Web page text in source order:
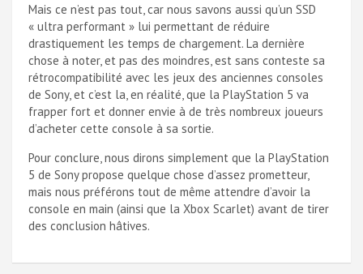
Mais ce n’est pas tout, car nous savons aussi qu’un SSD
« ultra performant » lui permettant de réduire
drastiquement les temps de chargement. La dernière
chose à noter, et pas des moindres, est sans conteste sa
rétrocompatibilité avec les jeux des anciennes consoles
de Sony, et c’est la, en réalité, que la PlayStation 5 va
frapper fort et donner envie à de très nombreux joueurs
d’acheter cette console à sa sortie.
Pour conclure, nous dirons simplement que la PlayStation
5 de Sony propose quelque chose d’assez prometteur,
mais nous préférons tout de même attendre d’avoir la
console en main (ainsi que la Xbox Scarlet) avant de tirer
des conclusion hâtives.